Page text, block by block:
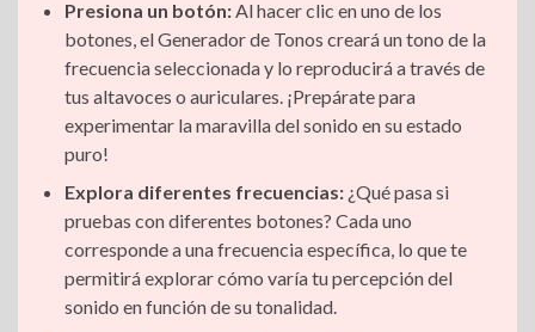
Presiona un botón:Al hacer clic en uno de los
botones, el Generador de Tonos creará un tono de la
frecuencia seleccionada y lo reproducirá a través de
tus altavoces o auriculares. ¡Prepárate para
experimentar la maravilla del sonido en su estado
puro!
Explora diferentes frecuencias: ¿Qué pasa si
pruebas con diferentes botones? Cada uno
corresponde a una frecuencia específica, lo que te
permitirá explorar cómo varía tu percepción del
sonido en función de su tonalidad.